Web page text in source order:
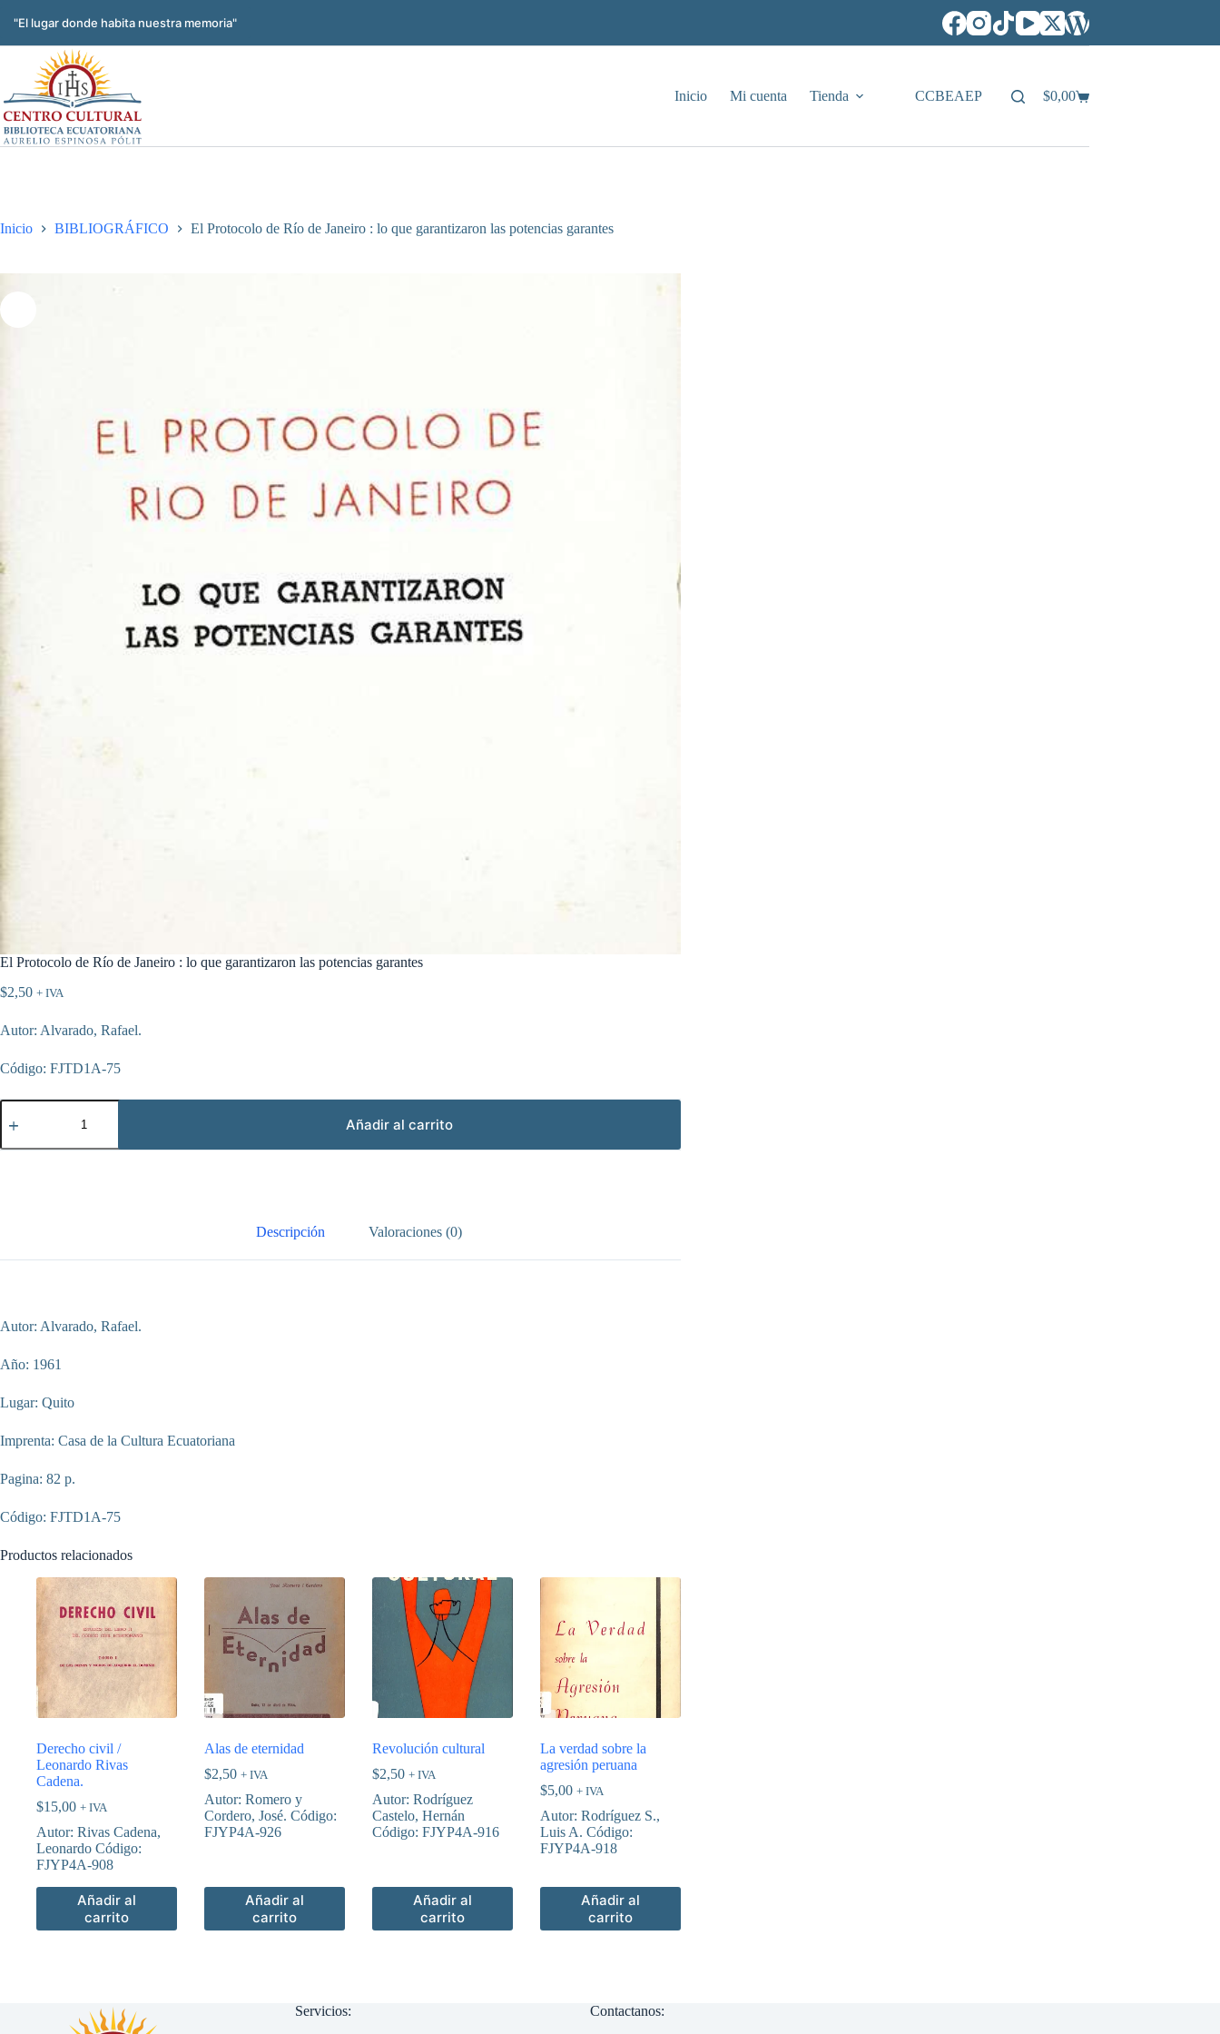
"El lugar donde habita nuestra memoria"
Inicio Mi cuenta Tienda CCBEAEP
Carro
$0,00
Inicio BIBLIOGRÁFICO El Protocolo de Río de Janeiro : lo que garantizaron las potencias garantes
El Protocolo de Río de Janeiro : lo que garantizaron las potencias garantes
$2,50 + IVA
Autor: Alvarado, Rafael.
Código: FJTD1A-75
El
Protocolo
Río
las
Añadir al carrito
Descripción Valoraciones (0)
Autor: Alvarado, Rafael.
Año: 1961
Lugar: Quito
Imprenta: Casa de la Cultura Ecuatoriana
Pagina: 82 p.
Código: FJTD1A-75
Productos relacionados
Derecho civil /
Leonardo Rivas
Cadena.
$15,00 + IVA
Autor: Rivas Cadena,
Leonardo Código:
FJYP4A-908
Añadir al
carrito
Alas de eternidad
$2,50 + IVA
Autor: Romero y
Cordero, José. Código:
FJYP4A-926
Añadir al
carrito
Revolución cultural
$2,50 + IVA
Autor: Rodríguez
Castelo, Hernán
Código: FJYP4A-916
Añadir al
carrito
La verdad sobre la
agresión peruana
$5,00 + IVA
Autor: Rodríguez S.,
Luis A. Código:
FJYP4A-918
Añadir al
carrito
Servicios: Contactanos: